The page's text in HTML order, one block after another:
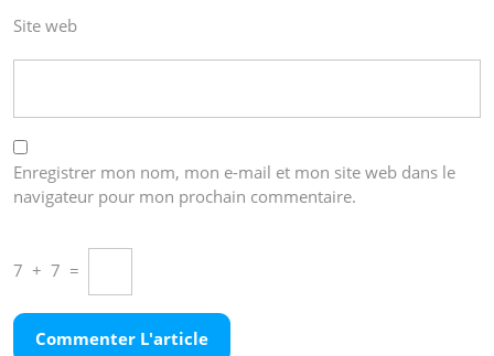
Site web
Enregistrer mon nom, mon e-mail et mon site web dans le
navigateur pour mon prochain commentaire.
7 + 7 =